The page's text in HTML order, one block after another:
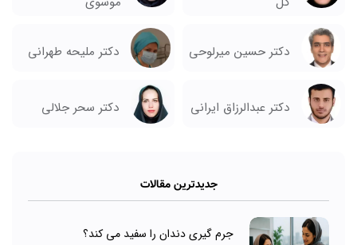
دکتر حسین میرلوحی دکتر ملیحه طهرانی
دکتر عبدالرزاق ایرانی دکتر سحر جلالی
جدیدترین مقالات
جرم گیری دندان را سفید می کند؟